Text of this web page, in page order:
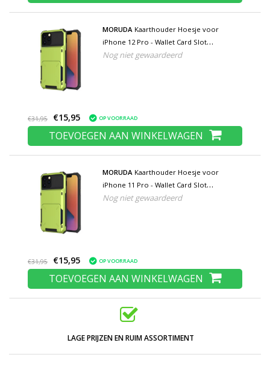
MORUDA Kaarthouder Hoesje voor
iPhone 12 Pro - Wallet Card Slot
Portemonnee Flip Cover Case - Groen
Nog niet gewaardeerd
€31,95 €15,95 OP VOORRAAD
TOEVOEGEN AAN WINKELWAGEN
MORUDA Kaarthouder Hoesje voor
iPhone 11 Pro - Wallet Card Slot
Portemonnee Flip Cover Case - Groen
Nog niet gewaardeerd
€31,95 €15,95 OP VOORRAAD
TOEVOEGEN AAN WINKELWAGEN
LAGE PRIJZEN EN RUIM ASSORTIMENT